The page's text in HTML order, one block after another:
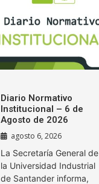
Diario Normativo
Institucional – 6 de
Agosto de 2026
agosto 6, 2026
La Secretaría General de
la Universidad Industrial
de Santander informa,